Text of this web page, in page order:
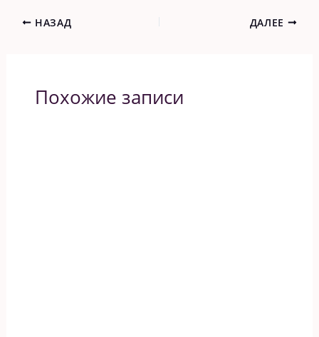
НАЗАД ДАЛЕЕ
Похожие записи